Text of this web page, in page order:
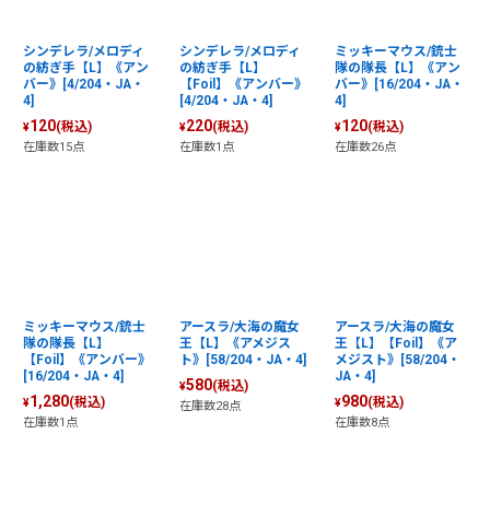
シンデレラ/メロディ
の紡ぎ手【L】《アン
バー》[4/204・JA・
4]
¥120(税込)
在庫数15点
シンデレラ/メロディ
の紡ぎ手【L】
【Foil】《アンバー》
[4/204・JA・4]
¥220(税込)
在庫数1点
ミッキーマウス/銃士
隊の隊長【L】《アン
バー》[16/204・JA・
4]
¥120(税込)
在庫数26点
ミッキーマウス/銃士
隊の隊長【L】
【Foil】《アンバー》
[16/204・JA・4]
¥1,280(税込)
在庫数1点
アースラ/大海の魔女
王【L】《アメジス
ト》[58/204・JA・4]
¥580(税込)
在庫数28点
アースラ/大海の魔女
王【L】【Foil】《ア
メジスト》[58/204・
JA・4]
¥980(税込)
在庫数8点